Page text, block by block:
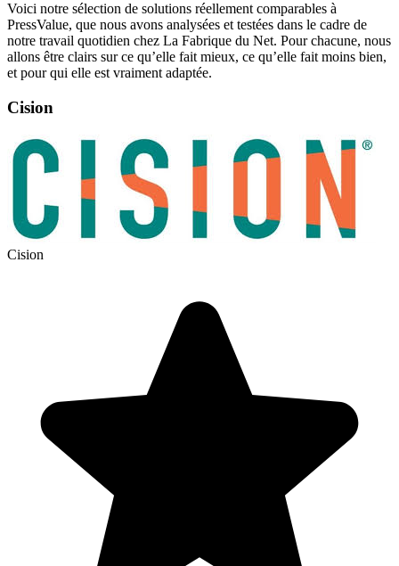
Voici notre sélection de solutions réellement comparables à
PressValue, que nous avons analysées et testées dans le cadre de
notre travail quotidien chez La Fabrique du Net. Pour chacune, nous
allons être clairs sur ce qu’elle fait mieux, ce qu’elle fait moins bien,
et pour qui elle est vraiment adaptée.
Cision
Cision